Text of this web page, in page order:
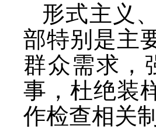
形式主义
部特别是主
群众需求，
事，杜绝装
作检查相关